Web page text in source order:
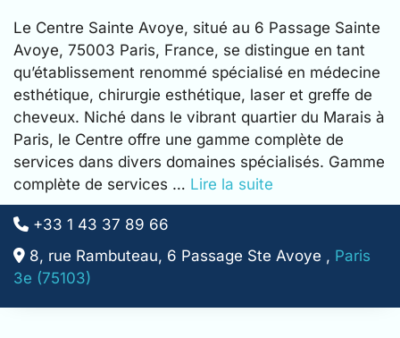
Le Centre Sainte Avoye, situé au 6 Passage Sainte
Avoye, 75003 Paris, France, se distingue en tant
qu’établissement renommé spécialisé en médecine
esthétique, chirurgie esthétique, laser et greffe de
cheveux. Niché dans le vibrant quartier du Marais à
Paris, le Centre offre une gamme complète de
services dans divers domaines spécialisés. Gamme
complète de services … Lire la suite
+33 1 43 37 89 66
8, rue Rambuteau, 6 Passage Ste Avoye , Paris
3e (75103)